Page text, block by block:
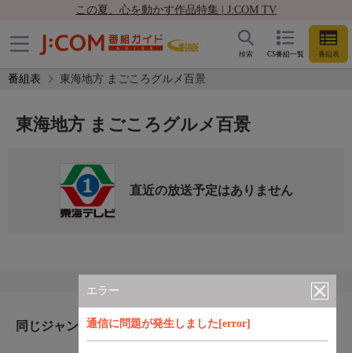
この夏、心を動かす作品特集 | J:COM TV
CS番組一覧 番組表
検索
番組表 東海地方 まごころグルメ百景
エラー
通信に問題が発生しました[error]
東海地方 まごころグルメ百景
直近の放送予定はありません
同じジャンルのおすすめ番組